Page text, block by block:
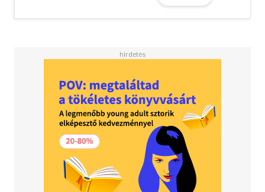
acceptance and identity - I flew through it"
thrilling, unputdownable - Better the Devil will grip you,
break your heart, and make you constantly look over your
- David Fenne, author of Overemotional